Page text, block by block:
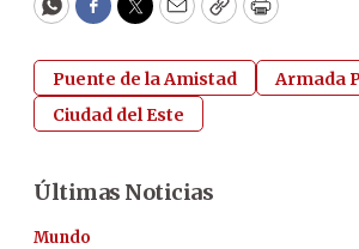
WhatsApp
Facebook
Twitter
EmailCopyPrint
Puente de la Amistad
Armada
Ciudad del Este
Últimas Noticias
Mundo